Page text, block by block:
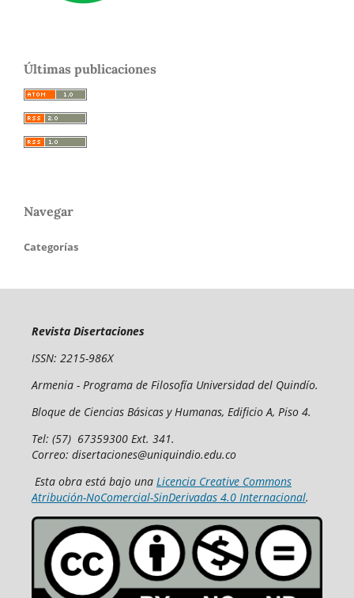
Últimas publicaciones
Navegar
Categorías
Revista Disertaciones
ISSN: 2215-986X
Armenia - Programa de Filosofía Universidad del Quindío.
Bloque de Ciencias Básicas y Humanas, Edificio A, Piso 4.
Tel: (57) 67359300 Ext. 341.
Correo: disertaciones@uniquindio.edu.co
Esta obra está bajo una Licencia Creative Commons
Atribución-NoComercial-SinDerivadas 4.0 Internacional.